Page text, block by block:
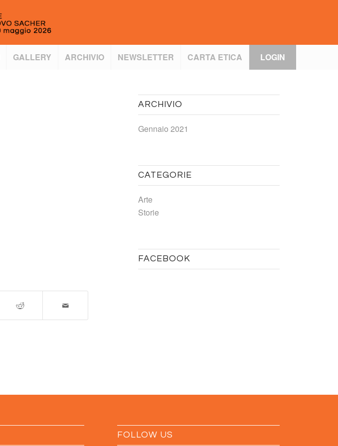
GALLERY ARCHIVIO NEWSLETTER CARTA ETICA LOGIN
ARCHIVIO
Gennaio 2021
CATEGORIE
Arte
Storie
FACEBOOK
FOLLOW US